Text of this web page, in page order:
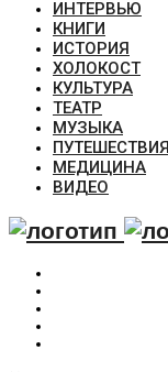
ИНТЕРВЬЮ
КНИГИ
ИСТОРИЯ
ХОЛОКОСТ
КУЛЬТУРА
ТЕАТР
МУЗЫКА
ПУТЕШЕСТВИЯ
МЕДИЦИНА
ВИДЕО